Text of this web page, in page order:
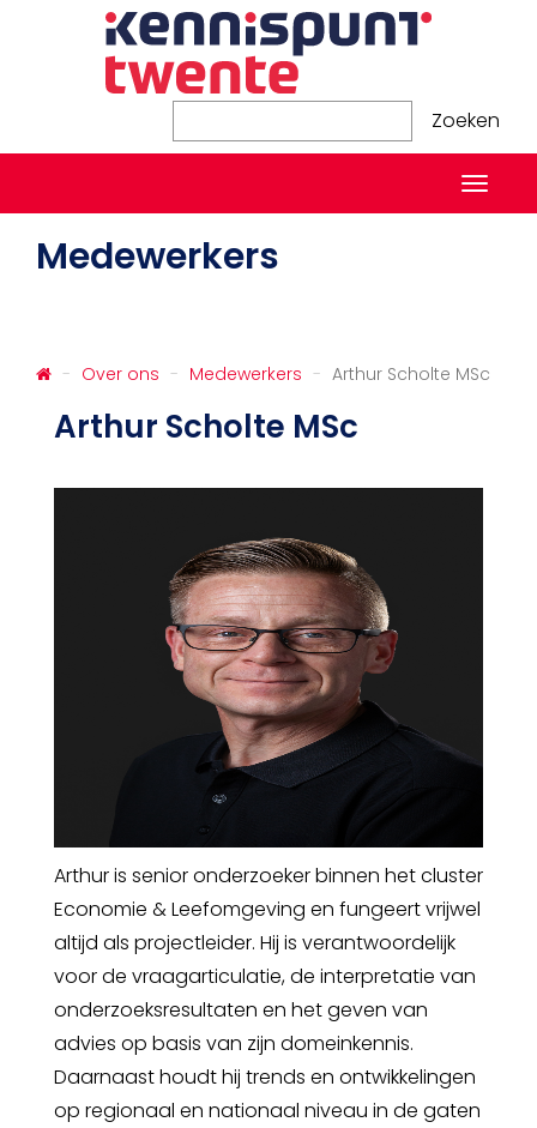
Zoeken Zoeken
Medewerkers
Over ons Medewerkers Arthur Scholte MSc
Arthur Scholte MSc
Arthur is senior onderzoeker binnen het cluster
Economie & Leefomgeving en fungeert vrijwel
altijd als projectleider. Hij is verantwoordelijk
voor de vraagarticulatie, de interpretatie van
onderzoeksresultaten en het geven van
advies op basis van zijn domeinkennis.
Daarnaast houdt hij trends en ontwikkelingen
op regionaal en nationaal niveau in de gaten